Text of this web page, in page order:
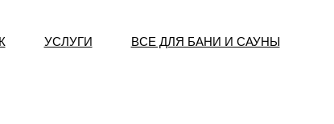
УСЛУГИ ВСЕ ДЛЯ БАНИ И САУНЫ